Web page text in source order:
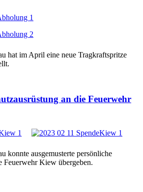
hat im April eine neue Tragkraftspritze
an die Feuerwehr
konnte ausgemusterte persönliche
Feuerwehr Kiew übergeben.